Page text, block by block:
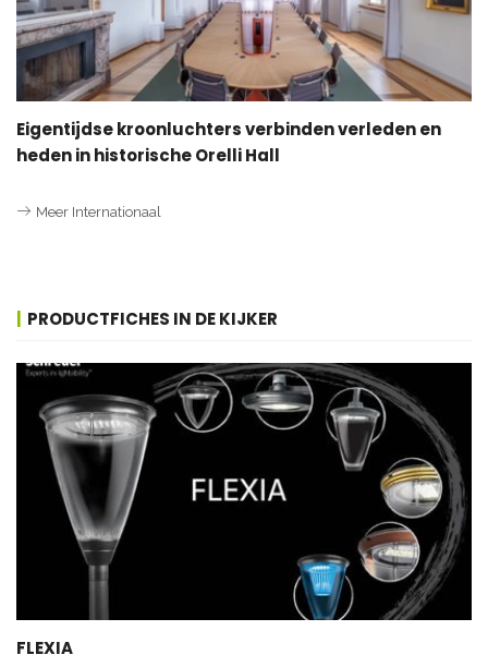
Eigentijdse kroonluchters verbinden verleden en
heden in historische Orelli Hall
Meer Internationaal
PRODUCTFICHES IN DE KIJKER
FLEXIA